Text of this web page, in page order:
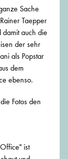
Sache
Taepper
auch die
der sehr
als Popstar
dem
ebenso.
Fotos den
ist